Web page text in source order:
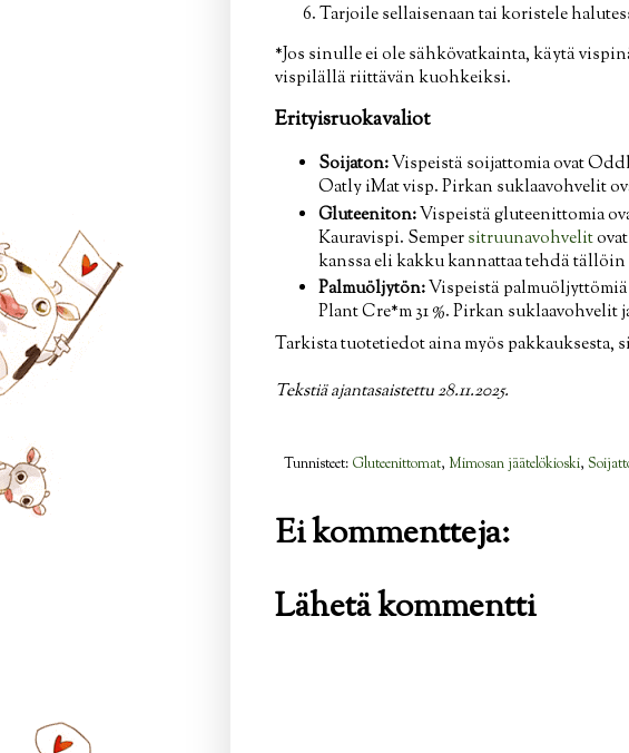
Tarjoile sellaisenaan tai koristele
*Jos sinulle ei ole sähkövatkainta, käytä
vispilällä riittävän kuohkeiksi.
Erityisruokavaliot
Soijaton:Vispeistä soijattomia ovat
Oatly iMat visp. Pirkan suklaavohvelit
Gluteeniton:Vispeistä gluteenittomia
Kauravispi. Sempersitruunavohvelit
kanssa eli kakku kannattaa tehdä
Palmuöljytön:Vispeistä
Plant Cre*m 31 %. Pirkan
Tarkista tuotetiedot aina myös pakkauksesta,
Tekstiä ajantasaistettu 28.11.2025.
Tunnisteet: Gluteenittomat, Mimosan jäätelökioski,
Ei kommentteja:
Lähetä kommentti